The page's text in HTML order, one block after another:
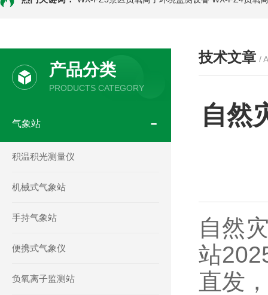
产品分类
PRODUCTS CATEGORY
气象站
积温积光测量仪
机械式气象站
手持气象站
便携式气象仪
负氧离子监测站
技术文章 /
自然
自然
站
直发